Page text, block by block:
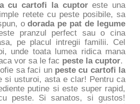
cu cartofi la cuptoreste una
retete cu peste posibile, sa
odorada pe pat de legume
pranzul perfect sau o cina
pe placul intregii familii. Cel
unde toata lumea ridica mana
vor sa le fac peste la cuptor.
sa faci un peste cu cartofi la
si usturoi, asta e clar! Pentru ca
putine si este super rapid,
peste. Si sanatos, si gustos!